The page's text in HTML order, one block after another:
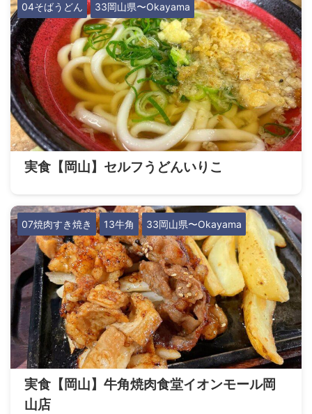
04そばうどん 33岡山県〜Okayama
実食【岡山】セルフうどんいりこ
07焼肉すき焼き 13牛角 33岡山県〜Okayama
実食【岡山】牛角焼肉食堂イオンモール岡
山店